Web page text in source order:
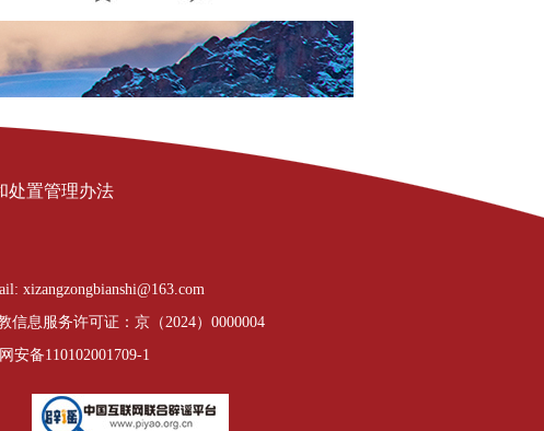
处置管理办法
xizangzongbianshi@163.com
息服务许可证：京（2024）0000004
安备110102001709-1